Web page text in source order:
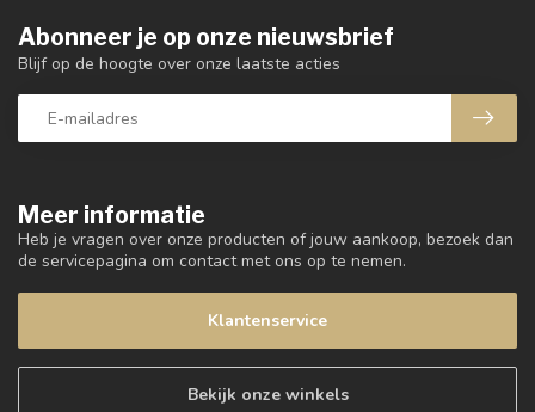
Meer informatie
Heb je vragen over onze producten of jouw aankoop, bezoek dan
de servicepagina om contact met ons op te nemen.
Klantenservice
Bekijk onze winkels
Abonneer je op onze nieuwsbrief
Blijf op de hoogte over onze laatste acties